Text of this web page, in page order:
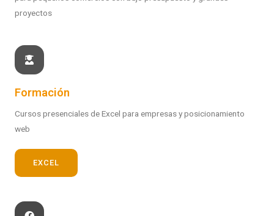
proyectos
Formación
Cursos presenciales de Excel para empresas y posicionamiento
web
EXCEL